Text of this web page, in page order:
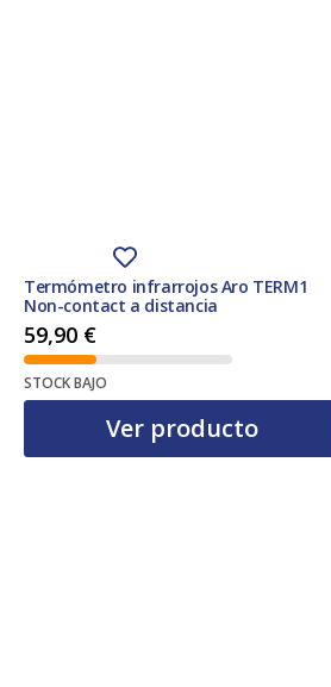
Termómetro infrarrojos Aro TERM1
Non-contact a distancia
59,90 €
STOCK BAJO
Ver producto